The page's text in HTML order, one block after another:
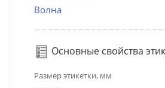
Волна
Основные свойства
Размер этикетки, мм